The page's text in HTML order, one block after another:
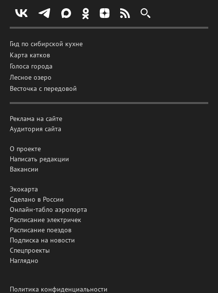
Гид по сибирской кухне
Карта катков
Голоса города
Лесное озеро
Весточка с передовой
Реклама на сайте
Аудитория сайта
О проекте
Написать редакции
Вакансии
Экокарта
Сделано в России
Онлайн-табло аэропорта
Расписание электричек
Расписание поездов
Подписка на новости
Спецпроекты
Наглядно
Политика конфиденциальности